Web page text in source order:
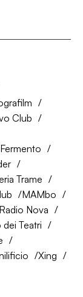
Club
Fermento
Trame
MAMbo
Radio Nova
Teatri
Xing